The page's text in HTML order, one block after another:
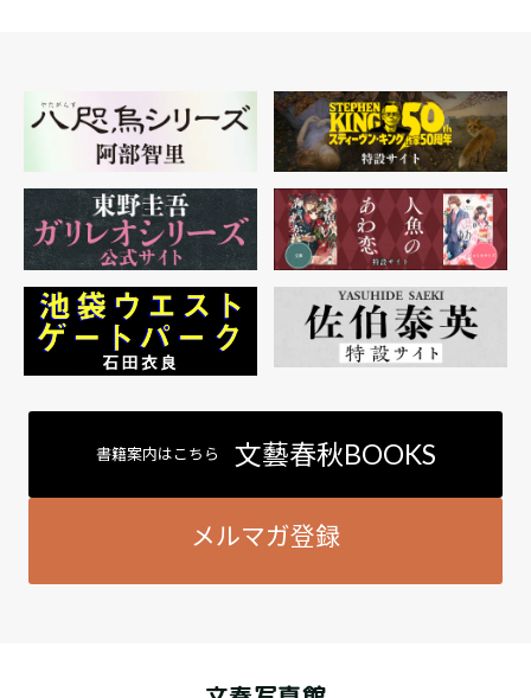
書籍案内はこちら 文藝春秋BOOKS
メルマガ登録